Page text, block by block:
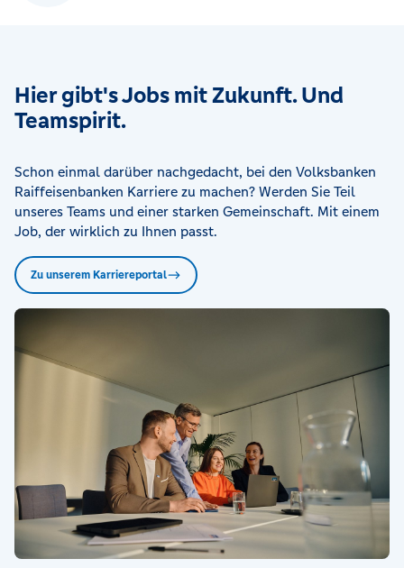
Hier gibt's Jobs mit Zukunft. Und
Teamspirit.
Schon einmal darüber nachgedacht, bei den Volksbanken
Raiffeisenbanken Karriere zu machen? Werden Sie Teil
unseres Teams und einer starken Gemeinschaft. Mit einem
Job, der wirklich zu Ihnen passt.
Zu unserem Karriereportal